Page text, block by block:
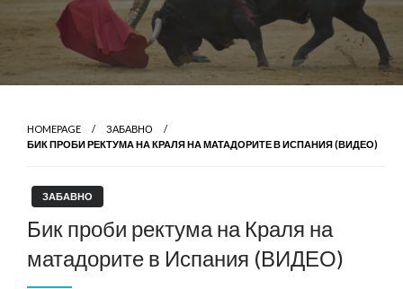
HOMEPAGE
ЗАБАВНО
БИК ПРОБИ РЕКТУМА НА КРАЛЯ НА МАТАДОРИТЕ В ИСПАНИЯ (ВИДЕО)
ЗАБАВНО
Бик проби ректума на Краля на
матадорите в Испания (ВИДЕО)